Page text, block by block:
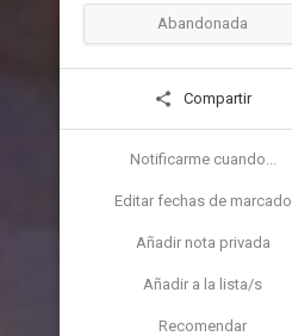
Abandonada
Compartir
Notificarme cuando...
Editar fechas de marcado
Añadir nota privada
Añadir a la lista/s
Recomendar